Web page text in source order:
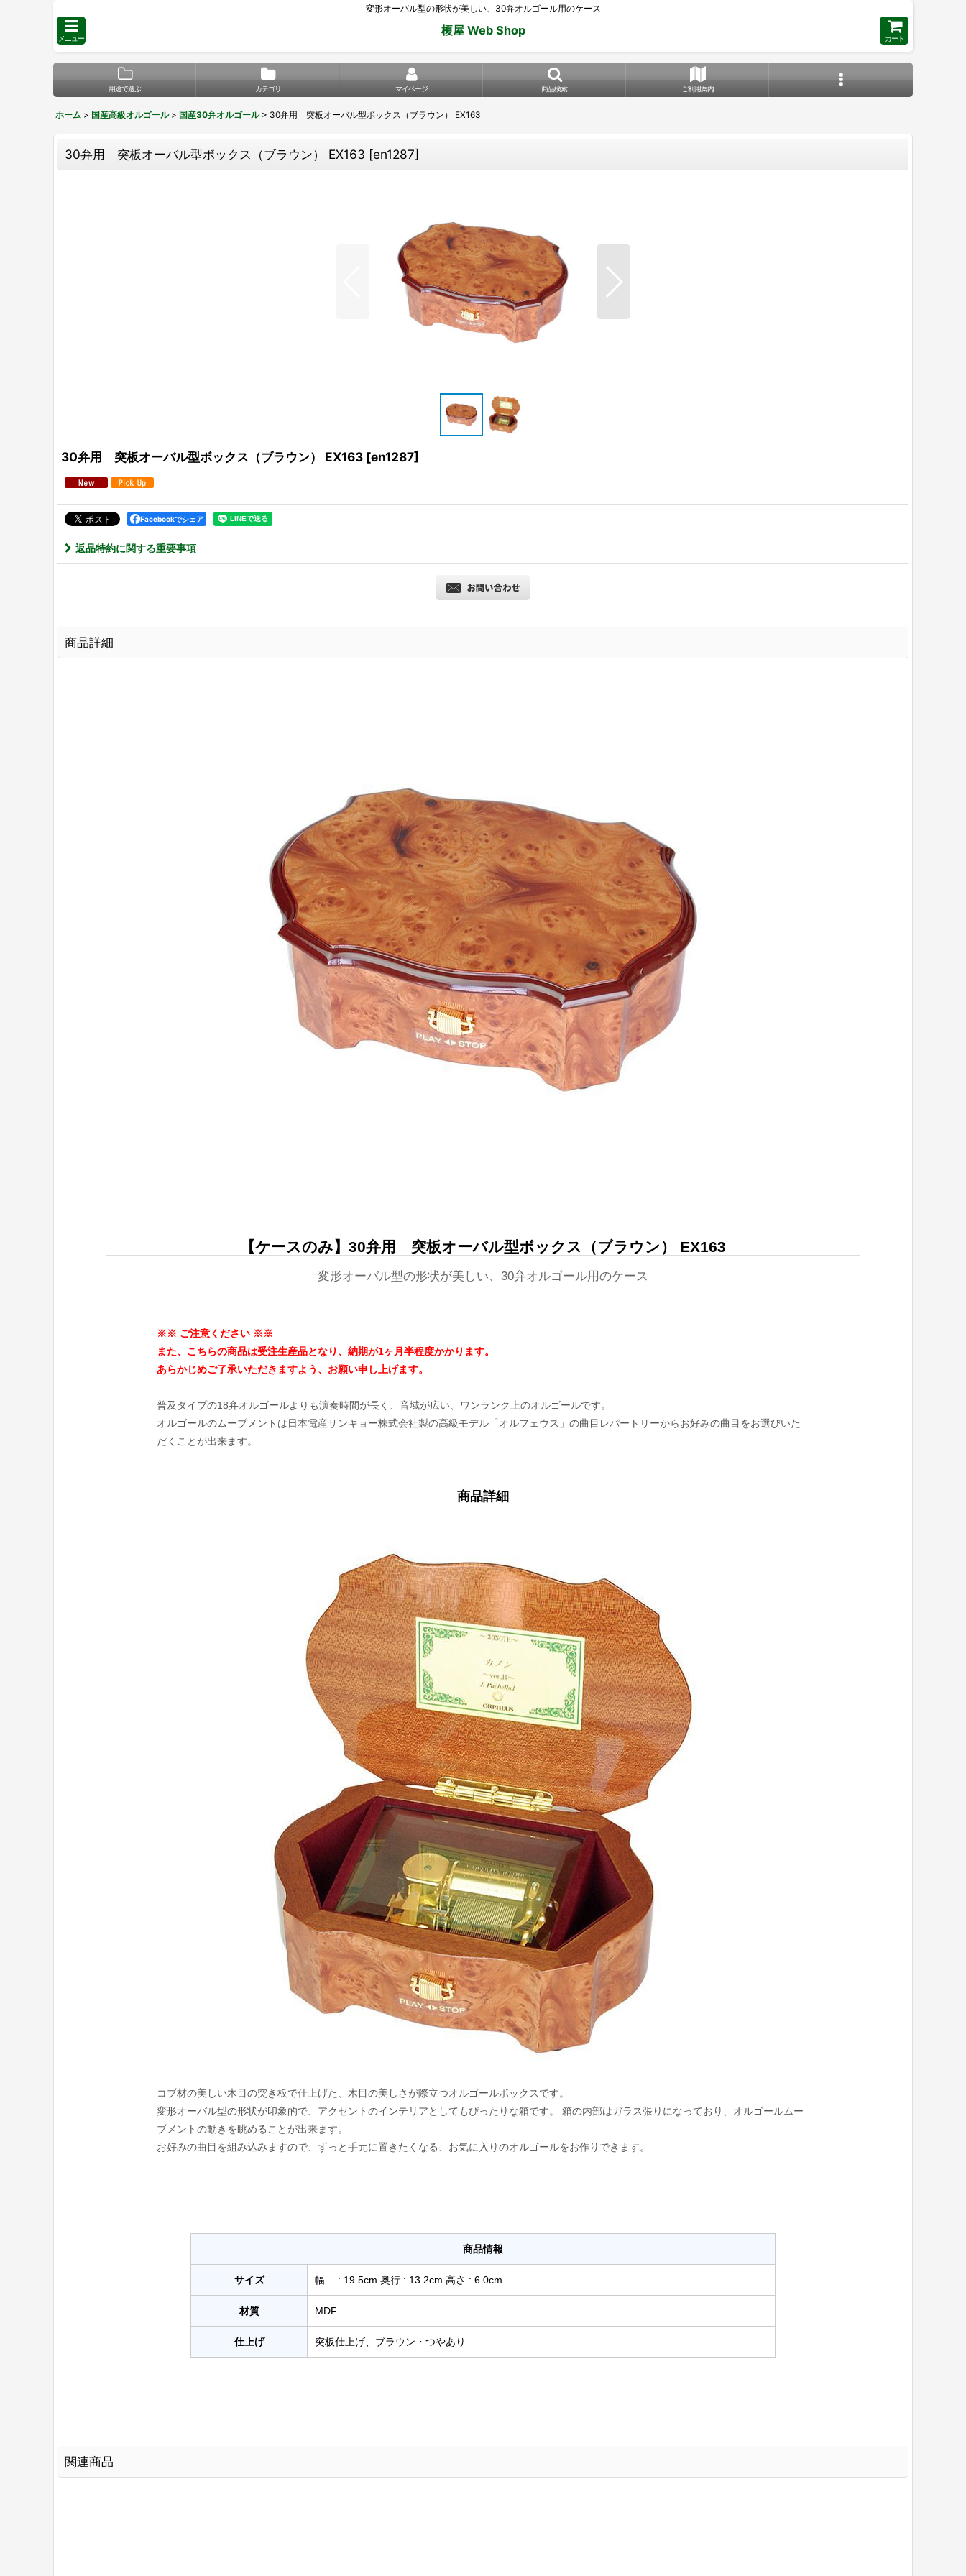
変形オーバル型の形状が美しい、30弁オルゴール用のケース
メニュー
榎屋 Web Shop
カート
用途で選ぶ カテゴリ マイページ 商品検索 ご利用案内
ホーム > 国産高級オルゴール > 国産30弁オルゴール > 30弁用 突板オーバル型ボックス（ブラウン） EX163
30弁用 突板オーバル型ボックス（ブラウン） EX163 [en1287]
30弁用 突板オーバル型ボックス（ブラウン） EX163 [en1287]
Facebookでシェア
返品特約に関する重要事項
商品詳細
【ケースのみ】30弁用 突板オーバル型ボックス（ブラウン） EX163
変形オーバル型の形状が美しい、30弁オルゴール用のケース
※※ ご注意ください ※※
また、こちらの商品は受注生産品となり、納期が1ヶ月半程度かかります。
あらかじめご了承いただきますよう、お願い申し上げます。
普及タイプの18弁オルゴールよりも演奏時間が長く、音域が広い、ワンランク上のオルゴールです。
オルゴールのムーブメントは日本電産サンキョー株式会社製の高級モデル「オルフェウス」の曲目レパートリーからお好みの曲目をお選びいた
だくことが出来ます。
商品詳細
コブ材の美しい木目の突き板で仕上げた、木目の美しさが際立つオルゴールボックスです。
変形オーバル型の形状が印象的で、アクセントのインテリアとしてもぴったりな箱です。 箱の内部はガラス張りになっており、オルゴールムー
ブメントの動きを眺めることが出来ます。
お好みの曲目を組み込みますので、ずっと手元に置きたくなる、お気に入りのオルゴールをお作りできます。
商品情報
サイズ 幅 : 19.5cm 奥行 : 13.2cm 高さ : 6.0cm
材質 MDF
仕上げ 突板仕上げ、ブラウン・つやあり
関連商品